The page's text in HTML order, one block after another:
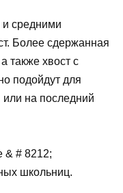
средними
Более сдержанная
также хвост с
подойдут для
или на последний
& # 8212;
школьниц.